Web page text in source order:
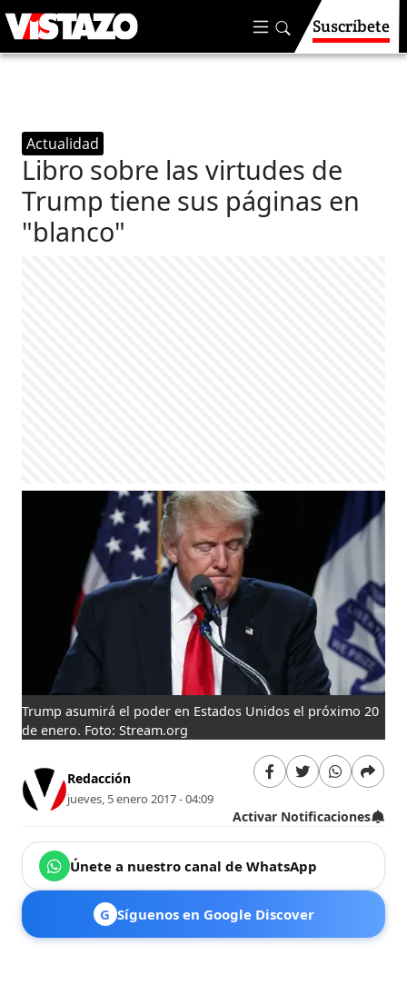
Suscríbete
Actualidad
Libro sobre las virtudes de
Trump tiene sus páginas en
"blanco"
Trump asumirá el poder en Estados Unidos el próximo 20
de enero. Foto: Stream.org
Redacción
jueves, 5 enero 2017 - 04:09
Activar Notificaciones
Únete a nuestro canal de WhatsApp
G Síguenos en Google Discover